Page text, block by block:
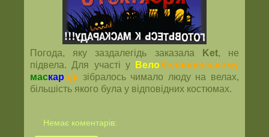
Погода, яку заздалегідь заказала Ket, не
підвела. Для участі у
ВелоХелловінському
маскараді зібралось чимало люду на велах,
більшість якого була у відповідних костюмах.
Немає коментарів: